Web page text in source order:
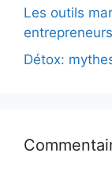
Les outils
entrepreneurs
Détox: